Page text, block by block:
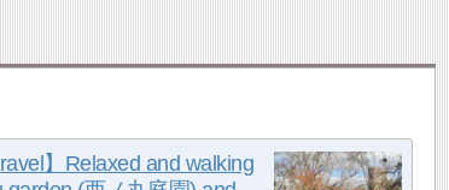
】Relaxed and walking